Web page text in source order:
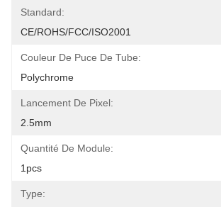
Standard:
CE/ROHS/FCC/ISO2001
Couleur De Puce De Tube:
Polychrome
Lancement De Pixel:
2.5mm
Quantité De Module:
1pcs
Type: